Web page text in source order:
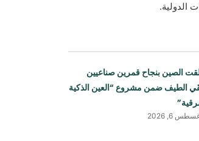
الدولية.
الصين بنجاح قمرين صناعيين
الطيف ضمن مشروع “العين الذكية
6, 2026